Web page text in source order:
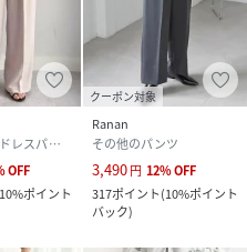
テル95%, ポリウレタン5%
スラックス・ドレスパンツ
OFF
10%ポイント
クーポン対象
Ranan
その他のパンツ
3,490円 12%OFF
317ポイント(10%ポイント
バック)